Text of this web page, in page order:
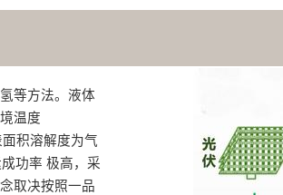
等方法。液体
温度
积溶解度为气
功率 极高，采
取决按照一品